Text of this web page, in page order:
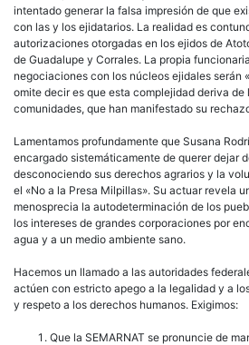
intentado generar la falsa impresión de que
con las y los ejidatarios. La realidad es
autorizaciones otorgadas en los ejidos de
de Guadalupe y Corrales. La propia
negociaciones con los núcleos ejidales serán
omite decir es que esta complejidad deriva de
comunidades, que han manifestado su
Lamentamos profundamente que Susana
encargado sistemáticamente de querer dejar
desconociendo sus derechos agrarios y la
el «No a la Presa Milpillas». Su actuar revela
menosprecia la autodeterminación de los
los intereses de grandes corporaciones por
agua y a un medio ambiente sano.
Hacemos un llamado a las autoridades
actúen con estricto apego a la legalidad y a
y respeto a los derechos humanos. Exigimos:
Que la SEMARNAT se pronuncie de